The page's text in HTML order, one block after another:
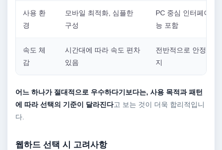
사용 환
경
모바일 최적화, 심플한
구성
PC 중심 인터페이스,
능 포함
속도 체
감
시간대에 따라 속도 편차
있음
전반적으로 안정적인
지
어느 하나가 절대적으로 우수하다기보다는, 사용 목적과 패턴
에 따라 선택의 기준이 달라진다고 보는 것이 더욱 합리적입니
다.
웹하드 선택 시 고려사항